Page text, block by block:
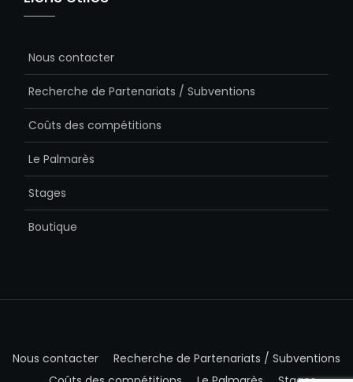
Nous contacter
Recherche de Partenariats / Subventions
Coûts des compétitions
Le Palmarès
Stages
Boutique
Nous contacter
Recherche de Partenariats / Subventions